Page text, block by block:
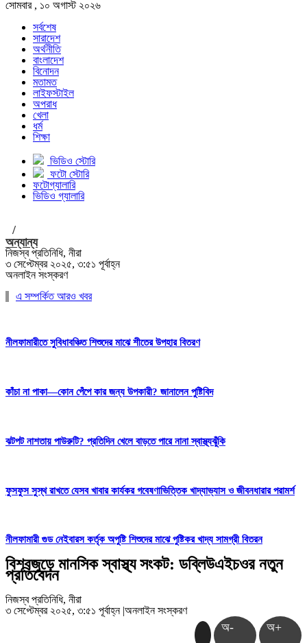
সোমবার , ১০ অগাস্ট ২০২৬
সর্বশেষ
সারাদেশ
অর্থনীতি
বাংলাদেশ
বিনোদন
মতামত
লাইফস্টাইল
অপরাধ
খেলা
ধর্ম
শিক্ষা
ভিডিও স্টোরি
ফটো স্টোরি
ফটোগ্যালারি
ভিডিও গ্যালারি
/
অন্যান্য
নিজস্ব প্রতিনিধি, নীরা
৩ সেপ্টেম্বর ২০২৫, ৩:৫১ পূর্বাহ্ন
অনলাইন সংস্করণ
এ সম্পর্কিত আরও খবর
নীলফামারীতে সুবিধাবঞ্চিত শিশুদের মাঝে শীতের উপহার বিতরণ
কাঁচা না পাকা—কোন পেঁপে কার জন্য উপকারী? জানালেন পুষ্টিবিদ
ঝটপট নাশতায় পাউরুটি? প্রতিদিন খেলে বাড়তে পারে নানা স্বাস্থ্যঝুঁকি
ফুসফুস সুস্থ রাখতে যেসব খাবার কার্যকর গবেষণাভিত্তিক খাদ্যাভ্যাস ও জীবনধারার পরামর্শ
নীলফামারী গুড নেইবারস কর্তৃক অপুষ্টি শিশুদের মাঝে পুষ্টিকর খাদ্য সামগ্রী বিতরন
বিশ্বজুড়ে মানসিক স্বাস্থ্য সংকট: ডব্লিউএইচওর নতুন
প্রতিবেদন
নিজস্ব প্রতিনিধি, নীরা
৩ সেপ্টেম্বর ২০২৫, ৩:৫১ পূর্বাহ্ন |অনলাইন সংস্করণ
অ- অ+